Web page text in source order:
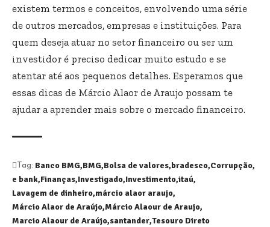
existem termos e conceitos, envolvendo uma série
de outros mercados, empresas e instituições. Para
quem deseja atuar no setor financeiro ou ser um
investidor é preciso dedicar muito estudo e se
atentar até aos pequenos detalhes. Esperamos que
essas dicas de Márcio Alaor de Araujo possam te
ajudar a aprender mais sobre o mercado financeiro.
Tag: Banco BMG BMG Bolsa de valores bradesco Corrupção
e bank Finanças Investigado Investimento itaú
Lavagem de dinheiro márcio alaor araujo
Márcio Alaor de Araújo Márcio Alaour de Araujo
Marcio Alaour de Araújo santander Tesouro Direto